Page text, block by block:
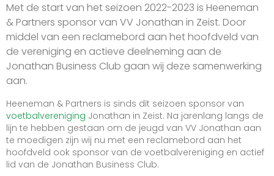
Met de start van het seizoen 2022-2023 is Heeneman
& Partners sponsor van VV Jonathan in Zeist. Door
middel van een reclamebord aan het hoofdveld van
de vereniging en actieve deelneming aan de
Jonathan Business Club gaan wij deze samenwerking
aan.
Heeneman & Partners is sinds dit seizoen sponsor van
voetbalvereniging Jonathan in Zeist. Na jarenlang langs de
lijn te hebben gestaan om de jeugd van VV Jonathan aan
te moedigen zijn wij nu met een reclamebord aan het
hoofdveld ook sponsor van de voetbalvereniging en actief
lid van de Jonathan Business Club.